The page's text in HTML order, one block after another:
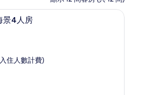
102 庭園浴缸VILLA海景4人房 | 高級寢具、
景4人房
住人數計費)